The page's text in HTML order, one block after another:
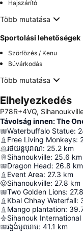
Hajszárító
Több mutatása
Sportolási lehetőségek
Szörfözés / Kenu
Búvárkodás
Több mutatása
Elhelyezkedés
P78R+4VQ,
Távolság innen: The
Waterbuffalo Statue:
Free Living Monkeys:
រថយន្តបុរាណ: 25.2 km
Sihanoukville: 25.6 km
Dragon Head: 26.8 km
Event Area: 27.3 km
Sihanoukville: 27.8 km
Two Golden Lions: 27.8
Kbal Chhay Waterfall:
Mango plantation:
Sihanouk
រង្វង់មូលរាម: 41.1 km